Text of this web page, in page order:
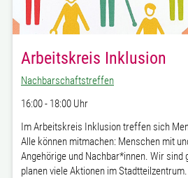
Arbeitskreis Inklusion
Nachbarschaftstreffen
16:00 - 18:00 Uhr
Im Arbeitskreis Inklusion treffen sich
Alle können mitmachen: Menschen mit
Angehörige und Nachbar*innen. Wir sind
planen viele Aktionen im Stadtteilzentrum.